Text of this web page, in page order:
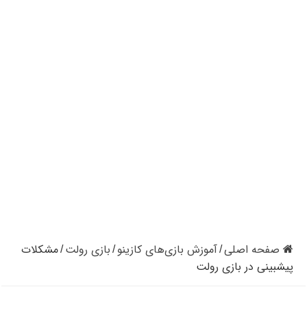
صفحه اصلی/آموزش بازی‌های کازینو / بازی رولت /مشکلات
پیشبینی در بازی رولت